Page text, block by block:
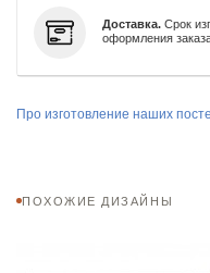
Доставка. Срок
оформления
Про изготовление наших
ПОХОЖИЕ ДИЗАЙНЫ